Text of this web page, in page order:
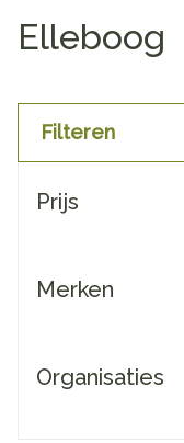
Elleboog
Filteren
Prijs
Merken
Organisaties